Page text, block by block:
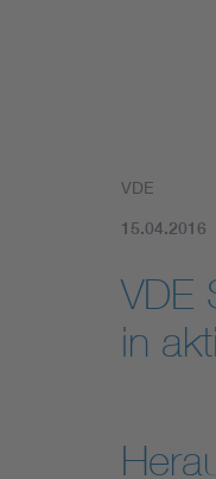
VDE
15.04.2016
VDE
in